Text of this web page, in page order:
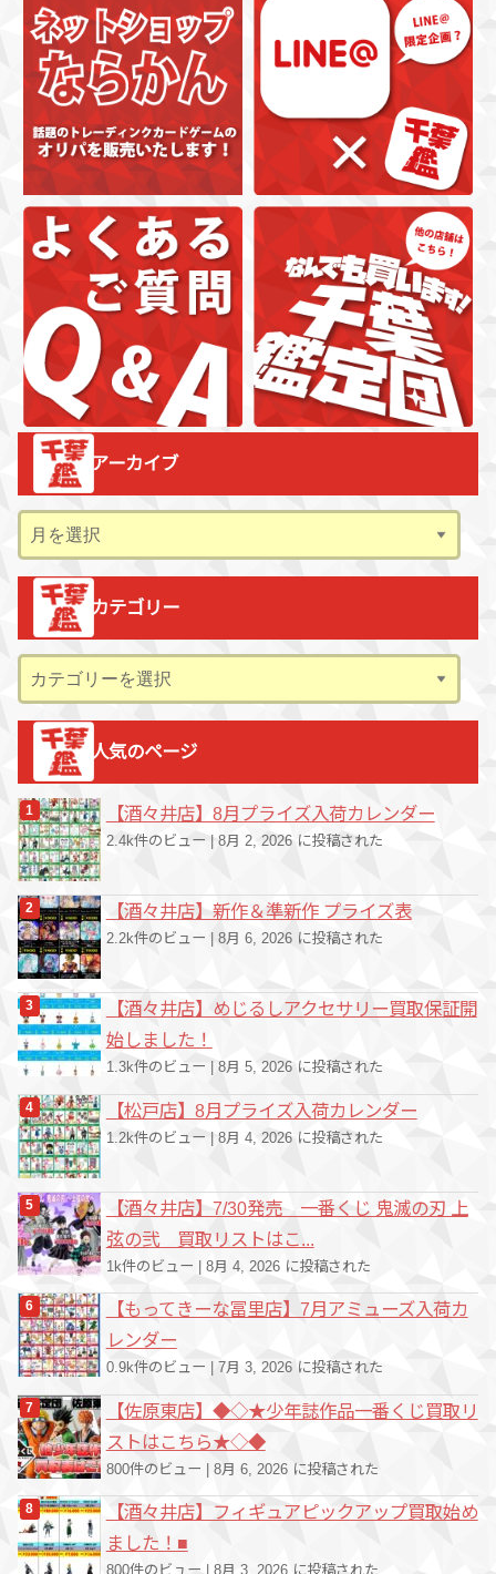
アーカイブ
ー
カ
カテゴリー
テ
ゴ
人気のページ
【酒々井店】8月プライズ入荷カレンダー
2.4k件のビュー | 8月 2, 2026 に投稿された
【酒々井店】新作＆準新作 プライズ表
2.2k件のビュー 8月 6, 2026 に投稿された
【酒々井店】めじるしアクセサリー買取保証開
始しました！
1.3k件のビュー 8月 5, 2026 に投稿された
【松戸店】8月プライズ入荷カレンダー
1.2k件のビュー | 8月 4, 2026 に投稿された
【酒々井店】7/30発売 一番くじ 鬼滅の刃 上
弦の弐 買取リストはこ...
1k件のビュー 8月 4, 2026 に投稿された
【もってきーな冨里店】7月アミューズ入荷カ
レンダー
0.9k件のビュー 7月 3, 2026 に投稿された
【佐原東店】◆◇★少年誌作品一番くじ買取リ
ストはこちら★◇◆
800件のビュー 8月 6, 2026 に投稿された
【酒々井店】フィギュアピックアップ買取始め
ました！■
800件のビュー 8月 3, 2026 に投稿された